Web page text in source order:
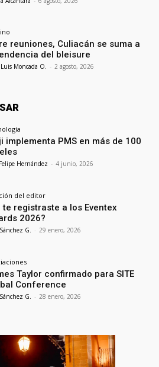
reuniones, Culiacán se suma a
del bleisure
Moncada O. - 2 agosto, 2026
implementa PMS en más de 100
Hernández - 4 junio, 2026
del editor
te registraste a los Eventex
2026?
G. - 29 enero, 2026
Taylor confirmado para SITE
Conference
G. - 28 enero, 2026